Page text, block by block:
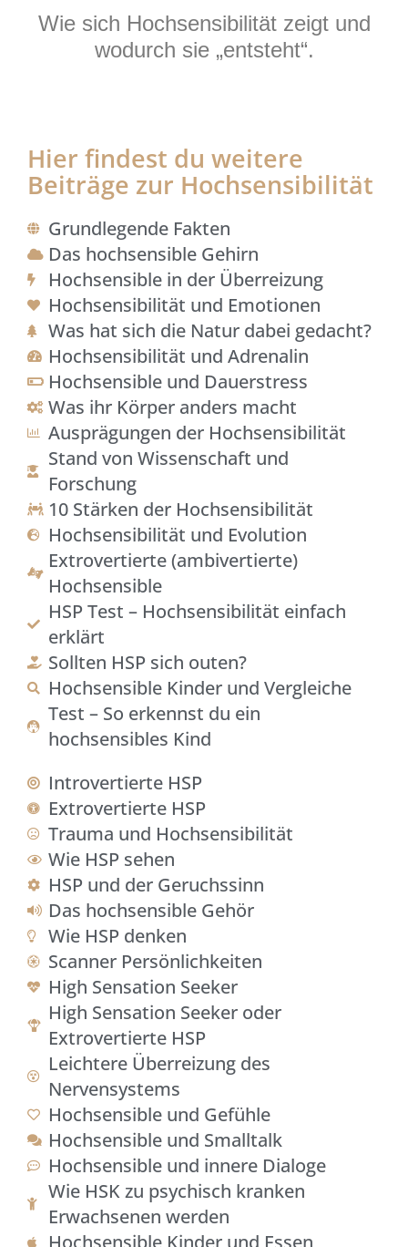
Wie sich Hochsensibilität zeigt und
wodurch sie „entsteht“.
Hier findest du weitere
Beiträge zur Hochsensibilität
Grundlegende Fakten
Das hochsensible Gehirn
Hochsensible in der Überreizung
Hochsensibilität und Emotionen
Was hat sich die Natur dabei gedacht?
Hochsensibilität und Adrenalin
Hochsensible und Dauerstress
Was ihr Körper anders macht
Ausprägungen der Hochsensibilität
Stand von Wissenschaft und
Forschung
10 Stärken der Hochsensibilität
Hochsensibilität und Evolution
Extrovertierte (ambivertierte)
Hochsensible
HSP Test – Hochsensibilität einfach
erklärt
Sollten HSP sich outen?
Hochsensible Kinder und Vergleiche
Test – So erkennst du ein
hochsensibles Kind
Introvertierte HSP
Extrovertierte HSP
Trauma und Hochsensibilität
Wie HSP sehen
HSP und der Geruchssinn
Das hochsensible Gehör
Wie HSP denken
Scanner Persönlichkeiten
High Sensation Seeker
High Sensation Seeker oder
Extrovertierte HSP
Leichtere Überreizung des
Nervensystems
Hochsensible und Gefühle
Hochsensible und Smalltalk
Hochsensible und innere Dialoge
Wie HSK zu psychisch kranken
Erwachsenen werden
Hochsensible Kinder und Essen